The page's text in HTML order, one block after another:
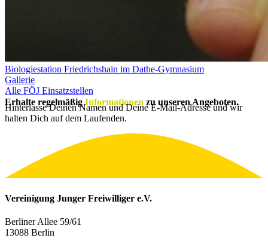
Biologiestation Friedrichshain im Dathe-Gymnasium
Gallerie
Alle FÖJ Einsatzstellen
Erhalte regelmäßig Informationen zu unseren Angeboten.
Hinterlasse Deinen Namen und Deine E-Mail-Adresse und wir
halten Dich auf dem Laufenden.
Vereinigung Junger Freiwilliger e.V.
Berliner Allee 59/61
13088 Berlin